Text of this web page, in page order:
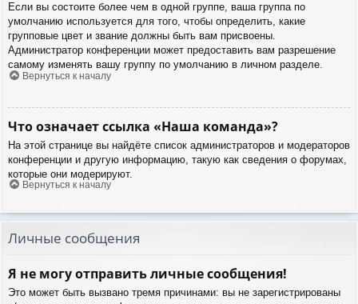
Если вы состоите более чем в одной группе, ваша группа по
умолчанию используется для того, чтобы определить, какие
групповые цвет и звание должны быть вам присвоены.
Администратор конференции может предоставить вам разрешение
самому изменять вашу группу по умолчанию в личном разделе.
Вернуться к началу
Что означает ссылка «Наша команда»?
На этой странице вы найдёте список администраторов и модераторов
конференции и другую информацию, такую как сведения о форумах,
которые они модерируют.
Вернуться к началу
Личные сообщения
Я не могу отправить личные сообщения!
Это может быть вызвано тремя причинами: вы не зарегистрированы